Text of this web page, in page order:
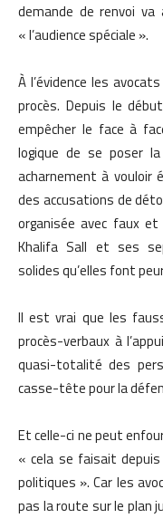
demande de renvoi va
« l’audience spéciale ».
À l’évidence les
procès. Depuis le
empêcher le face à
logique de se poser
acharnement à vouloir
des accusations de
organisée avec faux
Khalifa Sall et ses
solides qu’elles font
Il est vrai que les
procès-verbaux à
quasi-totalité des
casse-tête pour la
Et celle-ci ne peut
« cela se faisait
politiques ». Car les
pas la route sur le plan